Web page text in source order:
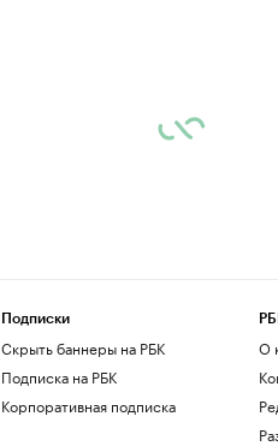
Подписки
Скрыть баннеры на РБК
Подписка на РБК
Корпоративная подписка
О